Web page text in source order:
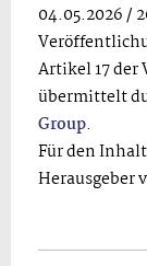
04.05.2026 /
Artikel 17 der
übermittelt
Group.
Für den
Herausgeber